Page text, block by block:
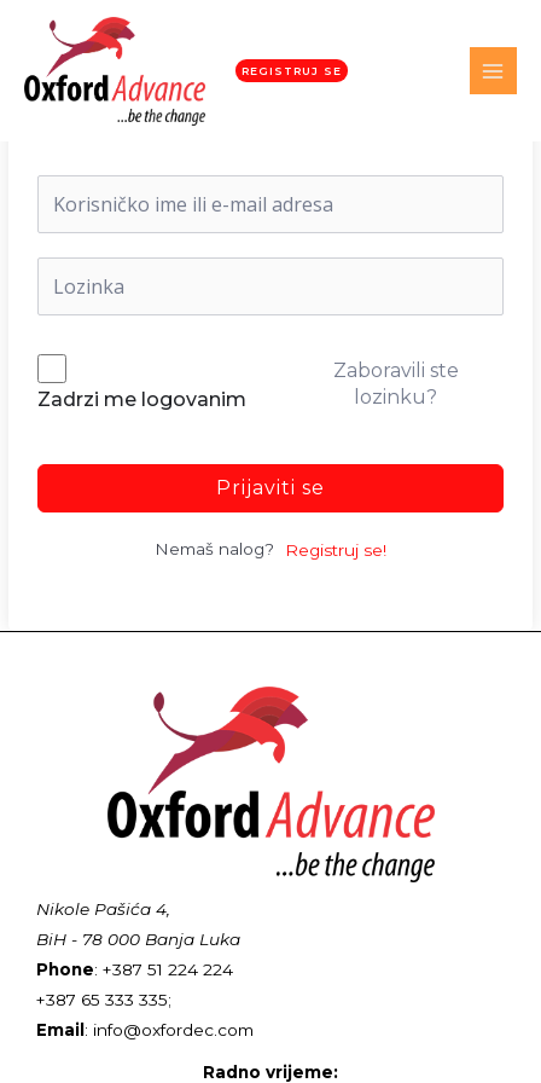
REGISTRUJ SE
Dobrodošli nazad!
Zadrzi me logovanim
Zaboravili ste
lozinku?
Prijaviti se
Nemaš nalog? Registruj se!
Nikole Pašića 4,
BiH - 78 000 Banja Luka
Phone: +387 51 224 224
+387 65 333 335;
Email: info@oxfordec.com
Radno vrijeme: